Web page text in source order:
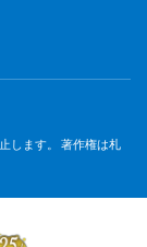
します。 著作権は札